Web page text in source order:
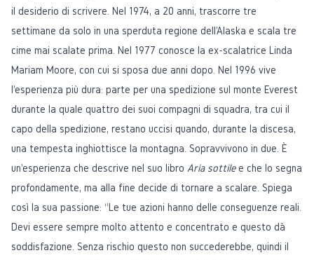
il desiderio di scrivere. Nel 1974, a 20 anni, trascorre tre
settimane da solo in una sperduta regione dell'Alaska e scala tre
cime mai scalate prima. Nel 1977 conosce la ex-scalatrice Linda
Mariam Moore, con cui si sposa due anni dopo. Nel 1996 vive
l'esperienza più dura: parte per una spedizione sul monte Everest
durante la quale quattro dei suoi compagni di squadra, tra cui il
capo della spedizione, restano uccisi quando, durante la discesa,
una tempesta inghiottisce la montagna. Sopravvivono in due. È
un'esperienza che descrive nel suo libro Aria sottilee che lo segna
profondamente, ma alla fine decide di tornare a scalare. Spiega
così la sua passione: “Le tue azioni hanno delle conseguenze reali.
Devi essere sempre molto attento e concentrato e questo dà
soddisfazione. Senza rischio questo non succederebbe, quindi il